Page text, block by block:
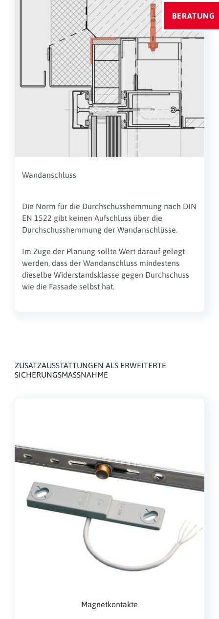
Wandanschluss
Die Norm für die Durchschusshemmung nach DIN
EN 1522 gibt keinen Aufschluss über die
Durchschusshemmung der Wandanschlüsse.
Im Zuge der Planung sollte Wert darauf gelegt
werden, dass der Wandanschluss mindestens
dieselbe Widerstandsklasse gegen Durchschuss
wie die Fassade selbst hat.
ZUSATZAUSSTATTUNGEN ALS ERWEITERTE
SICHERUNGSMASSNAHME
Magnetkontakte
BERATUNG